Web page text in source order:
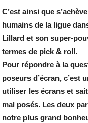
C’est ainsi que
humains de la ligue
Lillard et son super-
termes de pick & roll.
Pour répondre à la
poseurs d’écran, c’est
utiliser les écrans et
mal posés. Les deux
notre plus grand